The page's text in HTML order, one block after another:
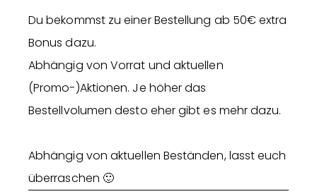
Du bekommst zu einer Bestellung ab 50€ extra
Bonus dazu.
Abhängig von Vorrat und aktuellen
(Promo-)Aktionen. Je höher das
Bestellvolumen desto eher gibt es mehr dazu.
Abhängig von aktuellen Beständen, lasst euch
überraschen 🙂